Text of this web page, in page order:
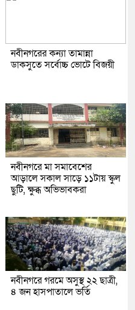
নবীনগরের কন্যা তামান্না
ডাকসুতে সর্বোচ্চ ভোটে বিজয়ী
নবীনগরে মা সমাবেশের
আড়ালে সকাল সাড়ে ১১টায় স্কুল
ছুটি, ক্ষুব্ধ অভিভাবকরা
নবীনগরে গরমে অসুস্থ ২২ ছাত্রী,
৪ জন হাসপাতালে ভর্তি